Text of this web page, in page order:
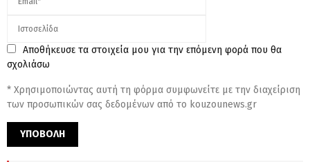
Αποθήκευσε τα στοιχεία μου για την επόμενη φορά που θα
σχολιάσω
* Χρησιμοποιώντας αυτή τη φόρμα συμφωνείτε με την διαχείριση
των προσωπικών σας δεδομένων από το kouzounews.gr